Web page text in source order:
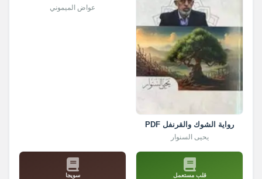
رواية الشوك والقرنفل PDF
يحيى السنوار
عواض الميموني
قلب مستعمل سويجا